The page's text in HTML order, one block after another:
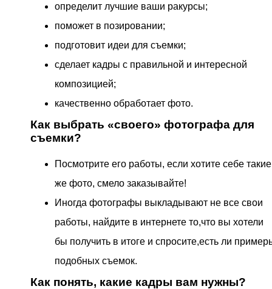
определит лучшие ваши ракурсы;
поможет в позировании;
подготовит идеи для съемки;
сделает кадры с правильной и интересной
композицией;
качественно обработает фото.
Как выбрать «своего» фотографа для
съемки?
Посмотрите его работы, если хотите себе такие
же фото, смело заказывайте!
Иногда фотографы выкладывают не все свои
работы, найдите в интернете то,что вы хотели
бы получить в итоге и спросите,есть ли
подобных съемок.
Как понять, какие кадры вам нужны?